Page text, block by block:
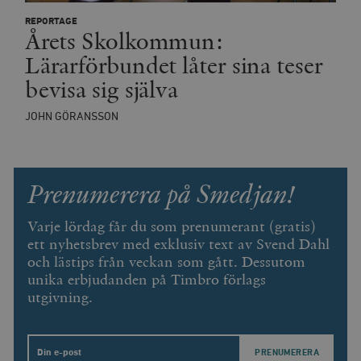
REPORTAGE
Årets Skolkommun:
Lärarförbundet låter sina teser
bevisa sig själva
JOHN GÖRANSSON
Prenumerera på Smedjan!
Varje lördag får du som prenumerant (gratis)
ett nyhetsbrev med exklusiv text av Svend Dahl
och lästips från veckan som gått. Dessutom
unika erbjudanden på Timbro förlags
utgivning.
Email
wp_woocommerce_session_[abcdef0123456789]
{32}
__cf_bm
Cloudflare
_hjAbsoluteSessionInProgress
Hotjar Ltd